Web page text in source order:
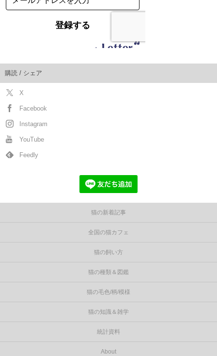
購読 / シェア
X
Facebook
Instagram
YouTube
Feedly
猫の新着記事
全国の猫カフェ
猫の飼い方
猫の種類＆図鑑
猫の毛色/柄/模様
猫の知識＆雑学
統計資料
About